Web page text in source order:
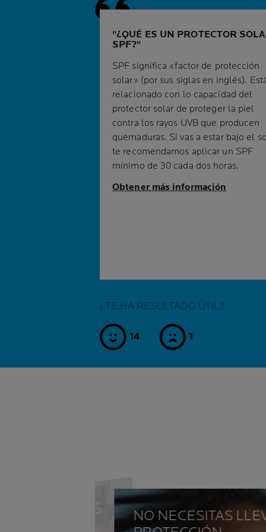
¿QUÉ ES UN PROTECTOR
SPF?
SPF significa «factor de protección
solar» (por sus siglas en inglés).
relacionado con lo capacidad del
protector solar de proteger la piel
contra los rayos UVB que producen
quemaduras. Si vas a estar bajo el
te recomendamos aplicar un SPF
mínimo de 30 cada dos horas.
Obtener más información
¿TE HA RESULTADO ÚTIL?
sí 14 no 1
SON MÁS
NO NECESITAS